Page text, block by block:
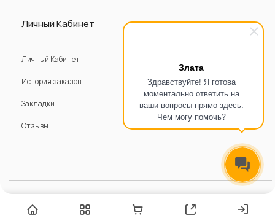
Злата
Здравствуйте! Я готова
моментально ответить на
ваши вопросы прямо здесь.
Чем могу помочь?
Личный Кабинет
Личный Кабинет
История заказов
Закладки
Отзывы
© 2016 - 2025 DubaiGold - Ювелирная бижутерия.
Официальный сайт. Все права защищены.